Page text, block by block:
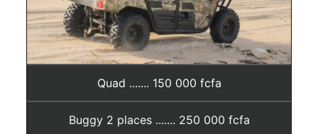
Quad ....... 150 000 fcfa
Buggy 2 places ....... 250 000 fcfa